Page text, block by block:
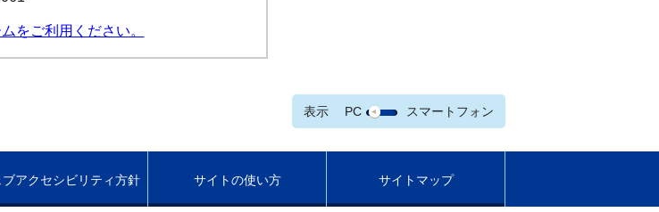
をご利用ください。
表示 PC スマートフォン
ブアクセシビリティ方針 サイトの使い方 サイトマップ